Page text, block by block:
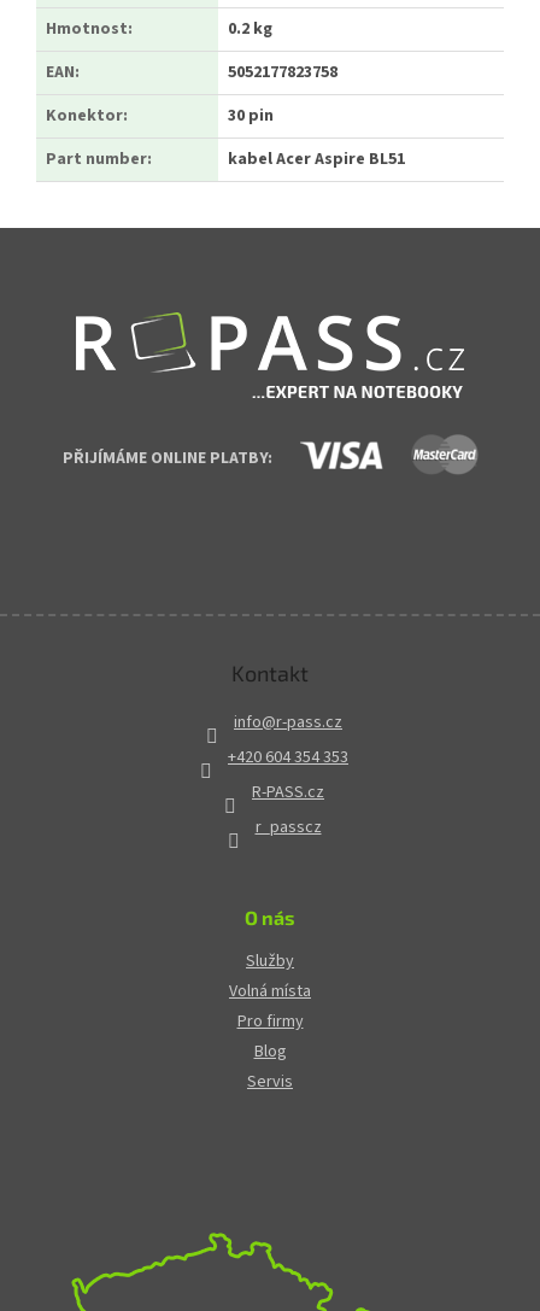
Hmotnost:
0.2 kg
EAN:
5052177823758
Konektor:
30 pin
Part number: kabel Acer Aspire BL51
PŘIJÍMÁME ONLINE PLATBY:
Kontakt
info@r-pass.cz
+420 604 354 353
R-PASS.cz
r_passcz
O nás
Služby
Volná místa
Pro firmy
Blog
Servis